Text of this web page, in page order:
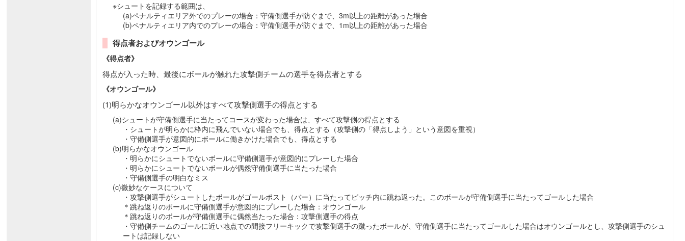
※シュートを記録する範囲は、
(a)ペナルティエリア外でのプレーの場合：守備側選手が防ぐまで、3m以上の距離があった場合
(b)ペナルティエリア内でのプレーの場合：守備側選手が防ぐまで、1m以上の距離があった場合
得点者およびオウンゴール
《得点者》
得点が入った時、最後にボールが触れた攻撃側チームの選手を得点者とする
《オウンゴール》
(1)明らかなオウンゴール以外はすべて攻撃側選手の得点とする
(a)シュートが守備側選手に当たってコースが変わった場合は、すべて攻撃側の得点とする
・シュートが明らかに枠内に飛んでいない場合でも、得点とする（攻撃側の「得点しよう」という意図を重視）
・守備側選手が意図的にボールに働きかけた場合でも、得点とする
(b)明らかなオウンゴール
・明らかにシュートでないボールに守備側選手が意図的にプレーした場合
・明らかにシュートでないボールが偶然守備側選手に当たった場合
・守備側選手の明白なミス
(c)微妙なケースについて
・攻撃側選手がシュートしたボールがゴールポスト（バー）に当たってピッチ内に跳ね返った。このボールが守備側選手に当たってゴールした場合
＊跳ね返りのボールに守備側選手が意図的にプレーした場合：オウンゴール
＊跳ね返りのボールが守備側選手に偶然当たった場合：攻撃側選手の得点
・守備側チームのゴールに近い地点での間接フリーキックで攻撃側選手の蹴ったボールが、守備側選手に当たってゴールした場合はオウンゴールとし、攻撃側選手のシュ
ートは記録しない